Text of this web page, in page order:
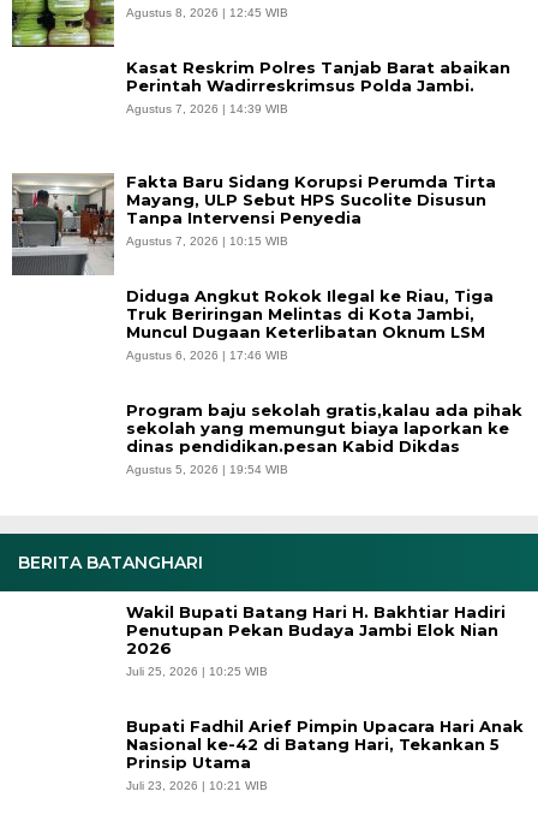
Agustus 8, 2026 | 12:45 WIB
Kasat Reskrim Polres Tanjab Barat abaikan
Perintah Wadirreskrimsus Polda Jambi.
Agustus 7, 2026 | 14:39 WIB
Fakta Baru Sidang Korupsi Perumda Tirta
Mayang, ULP Sebut HPS Sucolite Disusun
Tanpa Intervensi Penyedia
Agustus 7, 2026 | 10:15 WIB
Diduga Angkut Rokok Ilegal ke Riau, Tiga
Truk Beriringan Melintas di Kota Jambi,
Muncul Dugaan Keterlibatan Oknum LSM
Agustus 6, 2026 | 17:46 WIB
Program baju sekolah gratis,kalau ada pihak
sekolah yang memungut biaya laporkan ke
dinas pendidikan.pesan Kabid Dikdas
Agustus 5, 2026 | 19:54 WIB
BERITA BATANGHARI
Wakil Bupati Batang Hari H. Bakhtiar Hadiri
Penutupan Pekan Budaya Jambi Elok Nian
2026
Juli 25, 2026 | 10:25 WIB
Bupati Fadhil Arief Pimpin Upacara Hari Anak
Nasional ke-42 di Batang Hari, Tekankan 5
Prinsip Utama
Juli 23, 2026 | 10:21 WIB